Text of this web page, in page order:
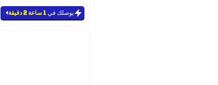
#32 في منتجات الشامبو
يوصلك في 1 ساعة 2 دقيقة